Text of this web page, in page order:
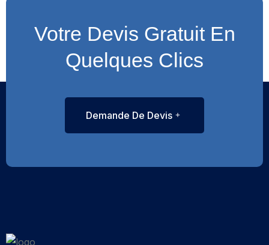
Votre Devis Gratuit En
Quelques Clics
Demande De Devis